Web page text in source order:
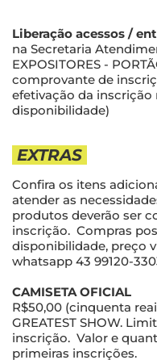
Liberação acessos /
na Secretaria
EXPOSITORES -
comprovante de
efetivação da
disponibilidade)
EXTRAS
Confira os itens
atender as
produtos deverão ser
inscrição. Compras
disponibilidade, preço
whatsapp 43 99120-
CAMISETA OFICIAL
R$50,00 (cinquenta
GREATEST SHOW.
inscrição. Valor e
primeiras inscrições.